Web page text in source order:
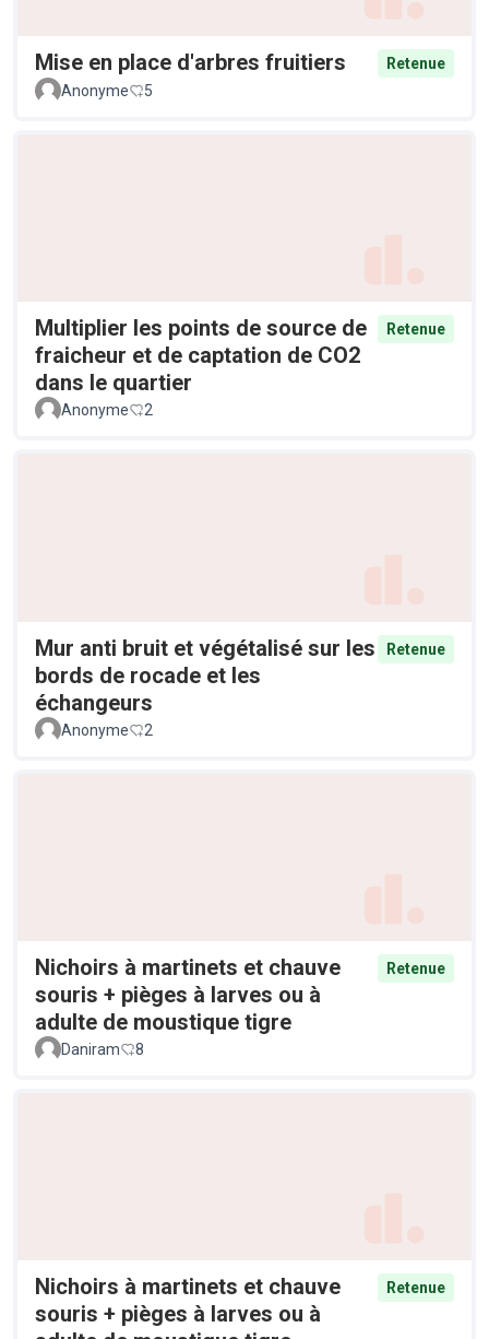
Mise en place d'arbres fruitiers
Retenue
Anonyme
5
Multiplier les points de source de
fraicheur et de captation de CO2
dans le quartier
Retenue
Anonyme 2
Mur anti bruit et végétalisé sur les
bords de rocade et les
échangeurs
Retenue
Anonyme 2
Nichoirs à martinets et chauve
souris + pièges à larves ou à
adulte de moustique tigre
Retenue
Daniram 8
Nichoirs à martinets et chauve
souris + pièges à larves ou à
Retenue